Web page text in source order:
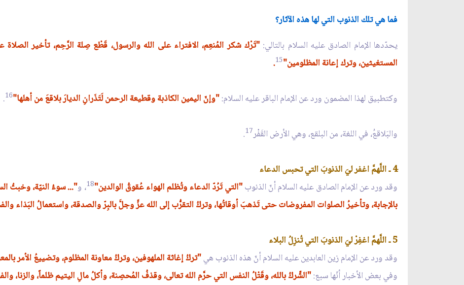
فما هي تلك الذنوب التي لها هذه الآثار؟
يحدّدها الإمام الصادق عليه السلام بالتالي: "تَرْك شكر المُنعِم، الافتراء على الله والرسول، قَطْع صِلة الرَّحِم، تأخير الصلاة
المستغيثين، وترك إعانة المظلومين"15
.
وكتطبيق لهذا المضمون ورد عن الإمام الباقر عليه السلام:"وإنّ اليمين الكاذبة وقطيعة الرحمن لَتَذَرانِ الديارَ بلاقعَ من أهلها"16
.
والبَلاقعُ، في اللغة، من البلقع، وهي الأرض القَفْر17
.
4 ـ اللَّهمَّ اغفر ليَ الذنوبَ التي تحبس الدعاء
وقد ورد عن الإمام الصادق عليه السلام أنّ الذنوب"التي تَرُدّ الدعاء وتُظلم الهواء عُقوقُ الوالدين"18، و"... سوءُ النيّة، وخبثُ
بالإجابة، وتأخيرُ الصلوات المفروضات حتى تَذهبَ أوقاتُها، وتركُ التقرُّب إلى الله عزَّ وجلَّ بالبِرّ والصدقة، واستعمالُ البَذاء
5 ـ اللَّهمَّ اغفِرْ ليَ الذنوبَ التي تُنزِلُ البلاء
وقد ورد عن الإمام زين العابدين عليه السلام أنّ هذه الذنوب هي"تركُ إغاثة الملهوفين، وتركُ معاونة المظلوم، وتضييعُ الأمر
وفي بعض الأخبار أنّها سبع:"الشِّركُ بالله، وقَتْلُ النفس التي حرَّم الله تعالى، وقذفُ المُحصِنة، وأكلُ مالِ اليتيم ظلماً، والزنا،